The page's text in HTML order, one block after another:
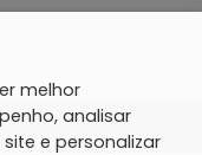
melhor
analisar
e personalizar